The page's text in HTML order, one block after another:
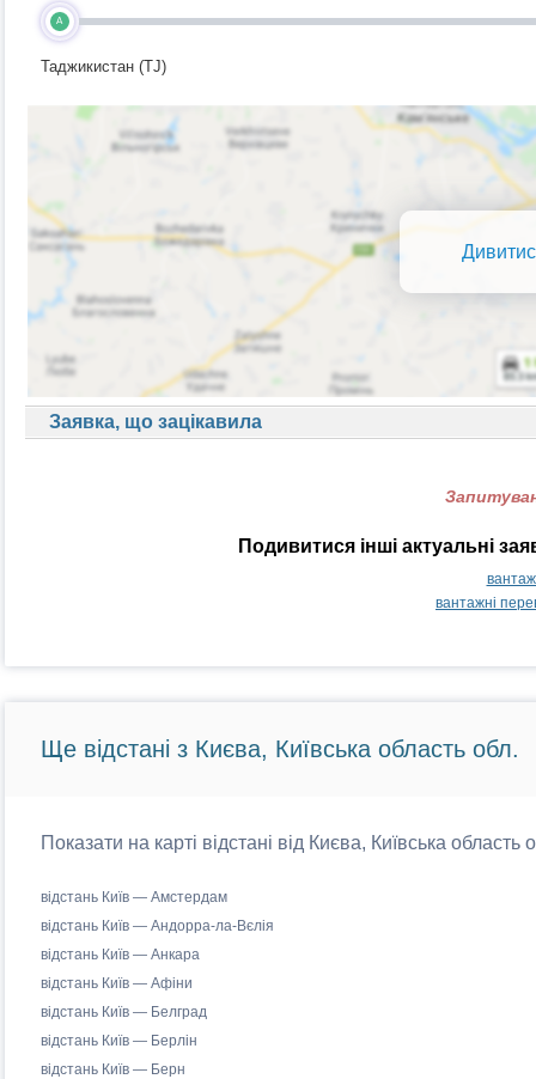
A
Таджикистан (TJ)
Заявка, що зацікавила
Подивитися інші актуальні
вантажні
Ще відстані з Києва, Київська область обл.
Показати на карті відстані від Києва, Київська
відстань Київ — Амстердам
відстань Київ — Андорра-ла-Вєлія
відстань Київ — Анкара
відстань Київ — Афіни
відстань Київ — Белград
відстань Київ — Берлін
відстань Київ — Берн